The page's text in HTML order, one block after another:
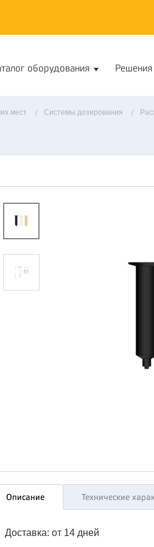
оборудования Решения
мест Системы дозирования
Описание Технические
Доставка: от 14 дней